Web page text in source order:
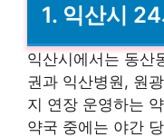
1. 익산시
익산시에서는 동산
권과 익산병원, 원
지 연장 운영하는
약국 중에는 야간